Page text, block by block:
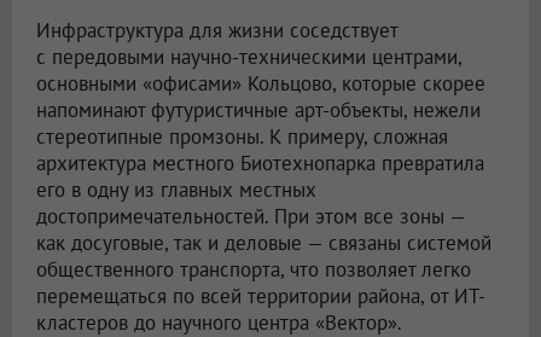
Инфраструктура для жизни соседствует
с передовыми научно-техническими центрами,
основными «офисами» Кольцово, которые скорее
напоминают футуристичные арт-объекты, нежели
стереотипные промзоны. К примеру, сложная
архитектура местного Биотехнопарка превратила
его в одну из главных местных
достопримечательностей. При этом все зоны —
как досуговые, так и деловые — связаны системой
общественного транспорта, что позволяет легко
перемещаться по всей территории района, от ИТ-
кластеров до научного центра «Вектор».